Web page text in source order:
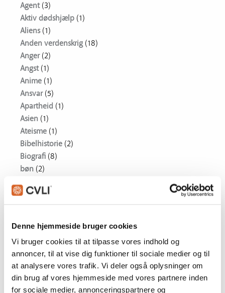
Denne hjemmeside bruger cookies
Vi bruger cookies til at tilpasse vores indhold og
annoncer, til at vise dig funktioner til sociale medier og til
at analysere vores trafik. Vi deler også oplysninger om
din brug af vores hjemmeside med vores partnere inden
for sociale medier, annonceringspartnere og
Agent(3)
Aktiv dødshjælp (1)
Aliens(1)
Anden verdenskrig(18)
Anger(2)
Angst(1)
Anime (1)
Ansvar(5)
Apartheid (1)
Asien (1)
Ateisme (1)
Bibelhistorie (2)
Biografi (8)
bøn (2)
Drama(75)
Nyheder(75)
Dæmoni(1)
Egoisme (1)
Ensomhed (5)
Etik(2)